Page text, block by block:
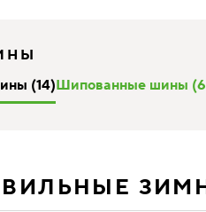
(14)Шипованные шины